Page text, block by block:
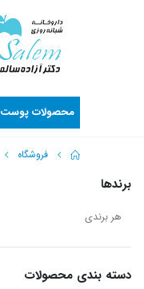
محصولات پوست
فروشگاه
برندها
دسته‌ بندی محصولات